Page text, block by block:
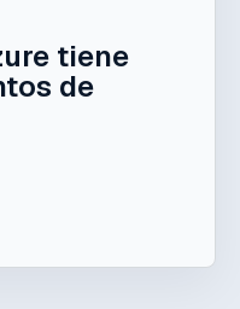
tiene
de